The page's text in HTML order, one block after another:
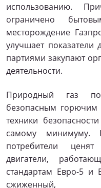
использованию.
ограничено
месторождение
улучшает
партиями закупают
деятельности.
Природный газ
безопасным
техники
самому минимуму.
потребители
двигатели,
стандартам Евро-5